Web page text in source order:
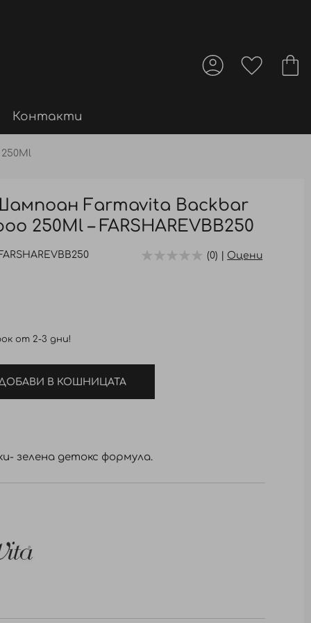
Контакти
Farmavita Backbar
250Ml – FARSHAREVBB250
(0) | Оцени
от 2-3 дни!
В КОШНИЦАТА
зелена детокс формула.